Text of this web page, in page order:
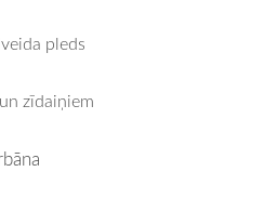
pleds
zīdaiņiem